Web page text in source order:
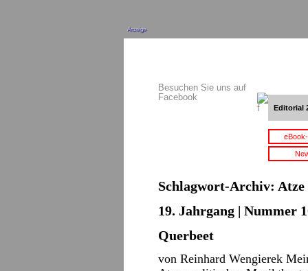
Anzeige
Besuchen Sie uns auf
Facebook
Editorial
Schlagwort-Archiv: Atze
19. Jahrgang | Nummer
Querbeet
von Reinhard Wengierek